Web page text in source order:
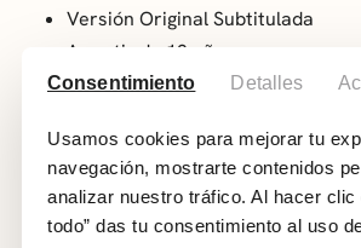
Consentimiento Detalles
Usamos cookies para mejorar tu
navegación, mostrarte contenidos
analizar nuestro tráfico. Al hacer clic
todo” das tu consentimiento al uso
Versión Original Subtitulada
A partir de 12 años
Genero: Comedia dramática.
Año: 2023
País: España
Duración: 80 min